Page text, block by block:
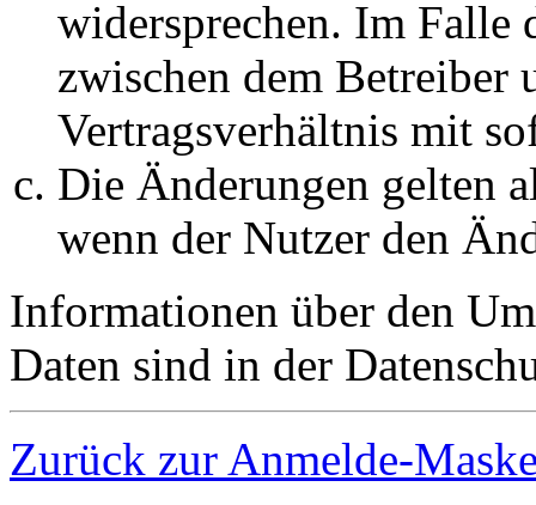
widersprechen. Im Falle
zwischen dem Betreiber
Vertragsverhältnis mit
Die Änderungen gelten
wenn der Nutzer den
Informationen über den
Daten sind in der
Zurück zur Anmelde-